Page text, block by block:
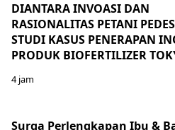
DIANTARA INVOASI DAN
RASIONALITAS PETANI
STUDI KASUS PENERAPAN
PRODUK BIOFERTILIZER
4 jam
Surga Perlengkapan Ibu &